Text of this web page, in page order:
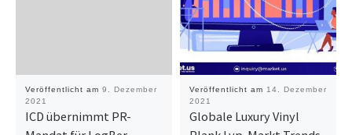
Veröffentlicht am 9. Dezember
2021
ICD übernimmt PR-
Veröffentlicht am 14. Dezember
2021
Globale Luxury Vinyl